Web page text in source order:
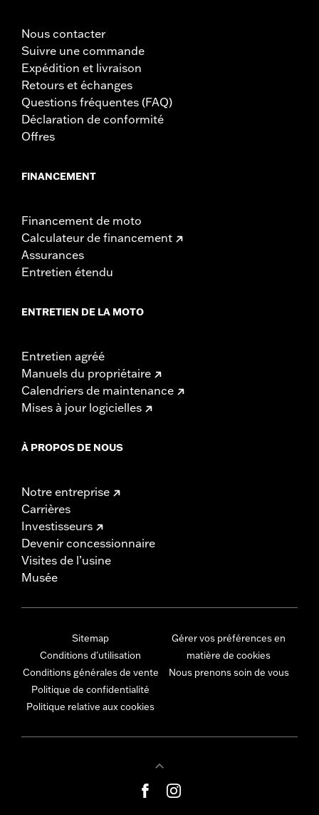
Nous contacter
Suivre une commande
Expédition et livraison
Retours et échanges
Questions fréquentes (FAQ)
Déclaration de conformité
Offres
FINANCEMENT
Financement de moto
Calculateur de financement
Assurances
Entretien étendu
ENTRETIEN DE LA MOTO
Entretien agréé
Manuels du propriétaire
Calendriers de maintenance
Mises à jour logicielles
À PROPOS DE NOUS
Notre entreprise
Carrières
Investisseurs
Devenir concessionnaire
Visites de l’usine
Musée
Sitemap
Conditions d'utilisation
Conditions générales de vente
Politique de confidentialité
Politique relative aux cookies
Gérer vos préférences en
matière de cookies
Nous prenons soin de vous